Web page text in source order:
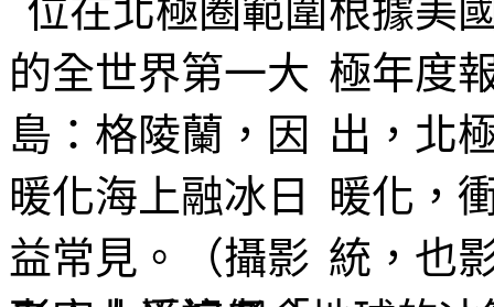
根據美
極年度
出，北
暖化，
統，也